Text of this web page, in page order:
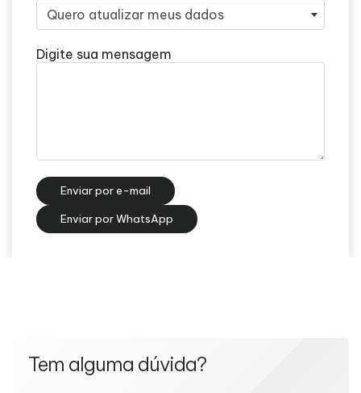
Quero atualizar meus dados
Digite sua mensagem
Enviar por e-mail
Enviar por WhatsApp
Tem alguma dúvida?